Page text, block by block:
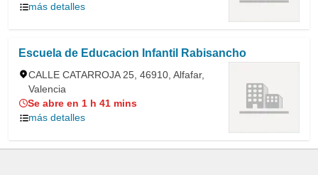
más detalles
Escuela de Educacion Infantil Rabisancho
CALLE CATARROJA 25, 46910, Alfafar,
Valencia
Se abre en 1 h 41 mins
más detalles